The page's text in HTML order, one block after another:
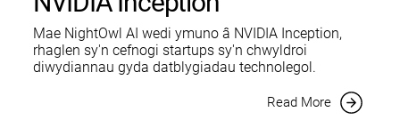
Mae NightOwl AI wedi ymuno â NVIDIA Inception,
rhaglen sy'n cefnogi startups sy'n chwyldroi
diwydiannau gyda datblygiadau technolegol.
Read More